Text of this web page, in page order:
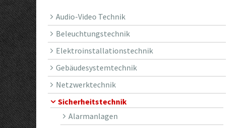
Audio-Video Technik
Beleuchtungstechnik
Elektroinstallationstechnik
Gebäudesystemtechnik
Netzwerktechnik
Sicherheitstechnik
Alarmanlagen